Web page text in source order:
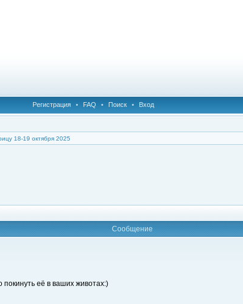
Регистрация • FAQ • Поиск • Вход
18-19 октября 2025
Сообщение
покинуть её в ваших животах:)